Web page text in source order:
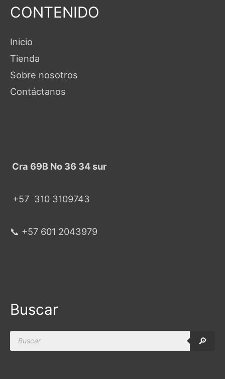
CONTENIDO
Inicio
Tienda
Sobre nosotros
Contáctanos
Cra 69B No 36 34 sur
+57 310 3109743
📞 +57 601 2043979
Buscar
Products
search
🔎